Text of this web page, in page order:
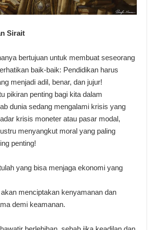
Sirait
bertujuan untuk membuat seseorang
baik-baik: Pendidikan harus
menjadi adil, benar, dan jujur!
pikiran penting bagi kita dalam
dunia sedang mengalami krisis yang
krisis moneter atau pasar modal,
menyangkut moral yang paling
penting!
yang bisa menjaga ekonomi yang
menciptakan kenyamanan dan
demi keamanan.